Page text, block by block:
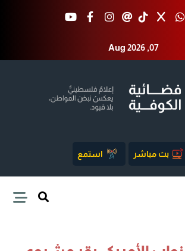
Aug 2026 ,07
بث مباشر استمع